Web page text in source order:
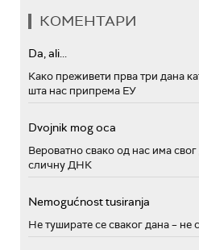
КОМЕНТАРИ
Da, ali...
Како преживети прва три дана
шта нас припрема ЕУ
Dvojnik mog oca
Вероватно свако од нас има свог
сличну ДНК
Nemogućnost tusiranja
Не туширате се сваког дана – не